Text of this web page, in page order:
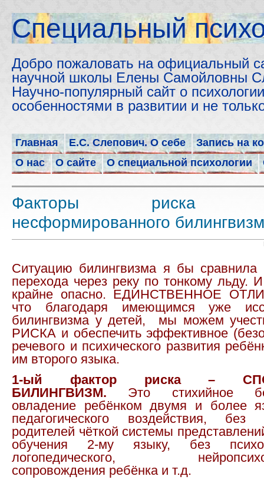
Cпециальный
Добро пожаловать на официальный
научной школы Елены Самойловны
Научно-популярный сайт о
особенностями в развитии и не
Главная Е.С. Слепович. О себе
Запись на
О нас
О сайте О специальной психологии
Факторы риска
несформированного
Ситуацию билингвизма я бы сравнила
перехода через реку по тонкому льду.
крайне опасно. ЕДИНСТВЕННОЕ
что благодаря имеющимся уже
билингвизма у детей, мы можем
РИСКА и обеспечить эффективное
речевого и психического развития
им второго языка.
1-ый фактор риска –
БИЛИНГВИЗМ. Это стихийное
овладение ребёнком двумя и более
педагогического воздействия,
родителей чёткой системы
обучения 2-му языку, без
логопедического,
сопровождения ребёнка и т.д.